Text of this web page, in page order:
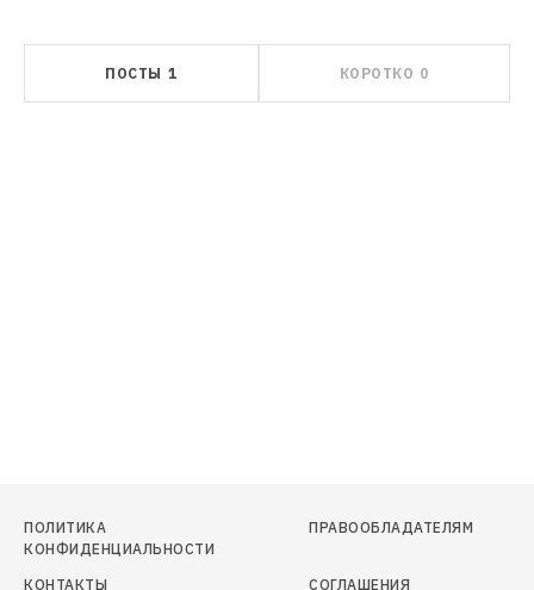
ПОСТЫ 1 КОРОТКО 0
ПОЛИТИКА
КОНФИДЕНЦИАЛЬНОСТИ
ПРАВООБЛАДАТЕЛЯМ
КОНТАКТЫ СОГЛАШЕНИЯ